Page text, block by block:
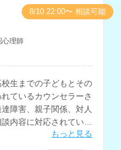
心理師
生までの子どもとその
ているカウンセラーさ
障害、親子関係、対人
内容に対応されていま
の経験もお持ちです。
もっと見る
8/10 22:00〜 相談可能